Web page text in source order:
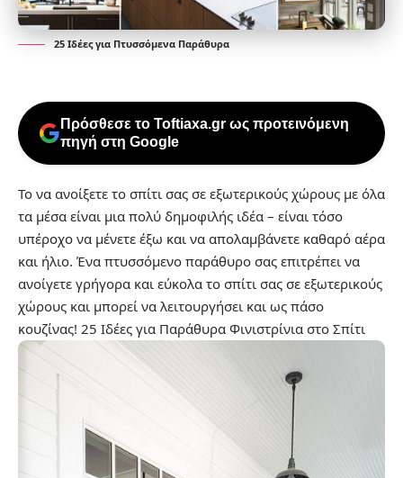
25 Ιδέες για Πτυσσόμενα Παράθυρα
Πρόσθεσε το Toftiaxa.gr ως προτεινόμενη
πηγή στη Google
Το να ανοίξετε το σπίτι σας σε εξωτερικούς χώρους με όλα
τα μέσα είναι μια πολύ δημοφιλής ιδέα – είναι τόσο
υπέροχο να μένετε έξω και να απολαμβάνετε καθαρό αέρα
και ήλιο. Ένα πτυσσόμενο παράθυρο σας επιτρέπει να
ανοίγετε γρήγορα και εύκολα το σπίτι σας σε εξωτερικούς
χώρους και μπορεί να λειτουργήσει και ως πάσο
κουζίνας! 25 Ιδέες για Παράθυρα Φινιστρίνια στο Σπίτι